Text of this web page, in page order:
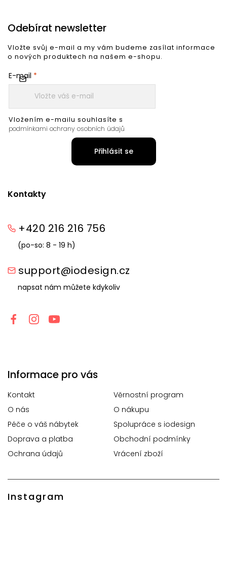
Kontakty
+420 216 216 756
(po-so: 8 - 19 h)
support@iodesign.cz
napsat nám můžete kdykoliv
Informace pro vás
Kontakt
Věrnostní program
O nás
O nákupu
Péče o váš nábytek
Spolupráce s iodesign
Doprava a platba
Obchodní podmínky
Ochrana údajů
Vrácení zboží
Instagram
Odebírat newsletter
Vložte svůj e-mail a my vám budeme zasílat informace
o nových produktech na našem e-shopu.
E-mail
Vložením e-mailu souhlasíte s
podmínkami ochrany osobních údajů
Přihlásit se